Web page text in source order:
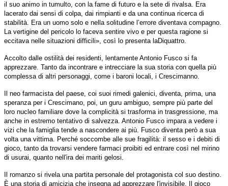
il suo animo in tumulto, con la fame di futuro e la sete di rivalsa. Era
lacerato dai sensi di colpa, dai rimpianti e da una continua ricerca di
stabilità. Era un uomo solo e nella solitudine l’errore diventava compagno.
La vertigine del pericolo lo faceva sentire vivo e per questa ragione si
eccitava nelle situazioni difficili», così lo presenta laDiquattro.
Accolto dalle ostilità dei residenti, lentamente Antonio Fusco si fa
apprezzare. Tanto da incontrare e intrecciare la sua storia con quella più
complessa di altri personaggi, come i baroni locali, i Crescimanno.
Il neo farmacista del paese, coi suoi rimedi galenici, diventa, prima, una
speranza per i Crescimano, poi, un guru ambiguo, sempre più parte del
loro nucleo familiare dove la complicità si trasforma in trasgressione, ma
anche in estremo tentativo di salvezza. Antonio Fusco impara a vedere i
vizi che la famiglia tende a nascondere ai più. Fusco diventa però a sua
volta una vittima. Perché soccombe alle sue fragilità: il sesso e i debiti di
gioco, tanto da trovarsi vendere farmaci proibiti ed entrare così nel mirino
di usurai, quanto nell'ira dei mariti gelosi.
Il romanzo si rivela una partita personale del protagonista col suo destino.
È una storia di amicizia che insegna ad apprezzare l'invisibile. Il gioco